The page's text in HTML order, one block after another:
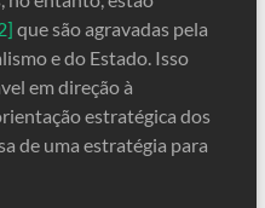
que são agravadas pela
e do Estado. Isso
em direção à
estratégica dos
de uma estratégia para